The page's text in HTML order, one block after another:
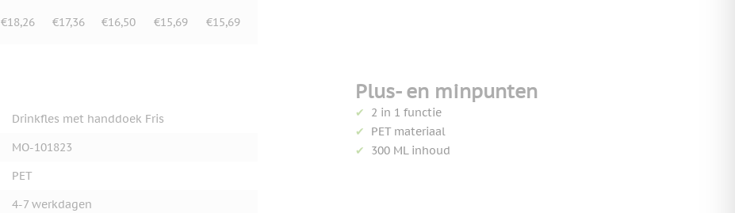
€18,26 €17,36 €16,50 €15,69 €15,69
Drinkfles met handdoek Fris
MO-101823
PET
4-7 werkdagen
Plus- en minpunten
2 in 1 functie
PET materiaal
300 ML inhoud